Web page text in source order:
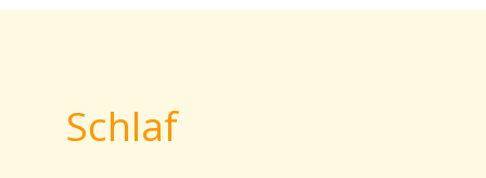
Schlaf
Einfach